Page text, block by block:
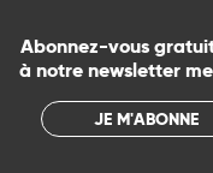
Abonnez-vous
à notre newsletter
JE M'ABONNE